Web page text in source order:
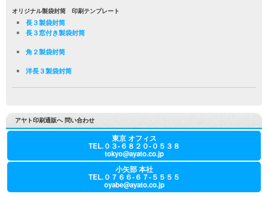
オリジナル製袋封筒 印刷テンプレート
長３製袋封筒
長３窓付き製袋封筒
角２製袋封筒
洋長３製袋封筒
アヤト印刷通販へ 問い合わせ
東京 オフィス
TEL.０３-６８２０-０５３８
tokyo@ayato.co.jp
小矢部 本社
TEL.０７６６-６７-５５５５
oyabe@ayato.co.jp